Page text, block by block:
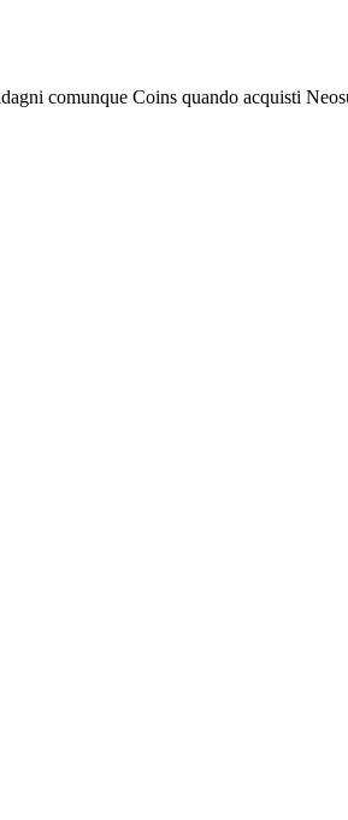
comunque Coins quando acquisti